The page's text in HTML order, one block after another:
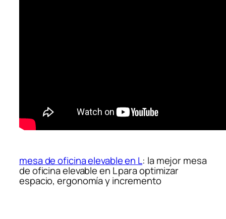
mesa de oficina elevable en L: la mejor mesa
de oficina elevable en L para optimizar
espacio, ergonomía y incremento